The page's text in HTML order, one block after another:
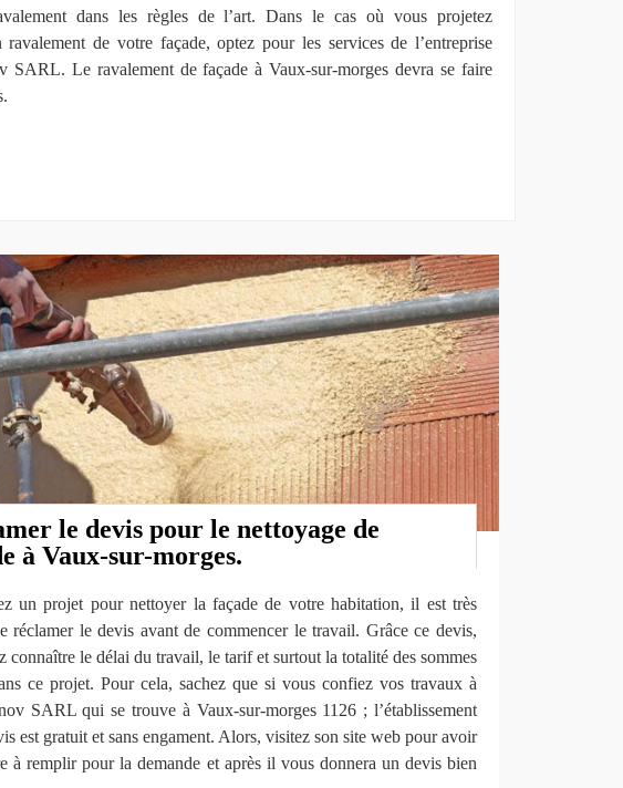
dans les règles de l’art. Dans le cas où vous projetez
ravalement de votre façade, optez pour les services de l’entreprise
SARL. Le ravalement de façade à Vaux-sur-morges devra se faire
le devis pour le nettoyage de
à Vaux-sur-morges.
un projet pour nettoyer la façade de votre habitation, il est très
réclamer le devis avant de commencer le travail. Grâce ce devis,
connaître le délai du travail, le tarif et surtout la totalité des sommes
ce projet. Pour cela, sachez que si vous confiez vos travaux à
SARL qui se trouve à Vaux-sur-morges 1126 ; l’établissement
est gratuit et sans engament. Alors, visitez son site web pour avoir
à remplir pour la demande et après il vous donnera un devis bien